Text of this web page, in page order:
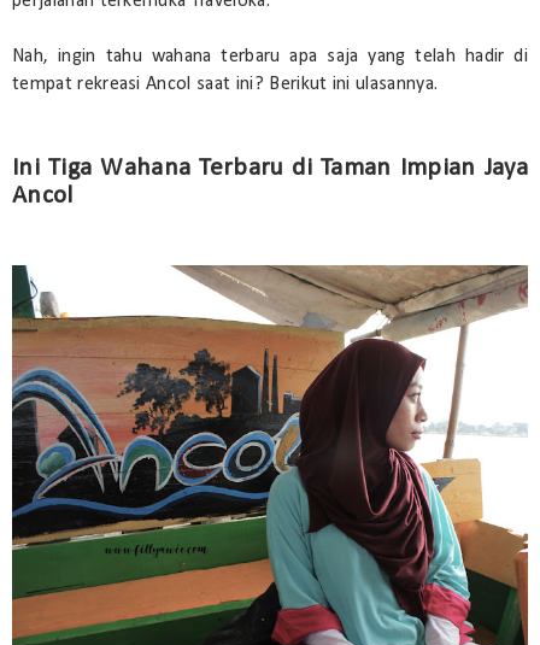
Nah, ingin tahu wahana terbaru apa saja yang telah hadir di
tempat rekreasi Ancol saat ini? Berikut ini ulasannya.
Ini Tiga Wahana Terbaru di Taman Impian Jaya
Ancol